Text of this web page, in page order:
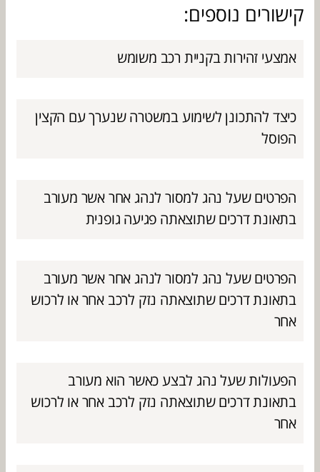
קישורים נוספים:
אמצעי זהירות בקניית רכב משומש
כיצד להתכונן לשימוע במשטרה שנערך עם הקצין
הפוסל
הפרטים שעל נהג למסור לנהג אחר אשר מעורב
בתאונת דרכים שתוצאתה פגיעה גופנית
הפרטים שעל נהג למסור לנהג אחר אשר מעורב
בתאונת דרכים שתוצאתה נזק לרכב אחר או לרכוש
אחר
הפעולות שעל נהג לבצע כאשר הוא מעורב
בתאונת דרכים שתוצאתה נזק לרכב אחר או לרכוש
אחר